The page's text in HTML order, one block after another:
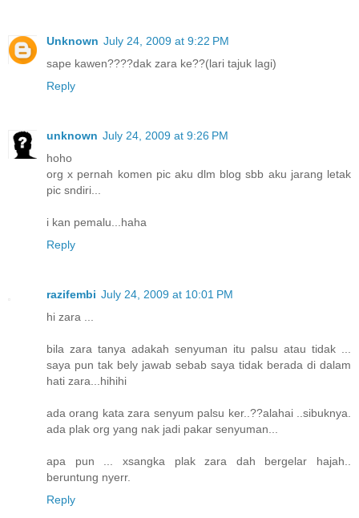
Unknown July 24, 2009 at 9:22 PM
sape kawen????dak zara ke??(lari tajuk lagi)
Reply
unknown July 24, 2009 at 9:26 PM
hoho
org x pernah komen pic aku dlm blog sbb aku jarang letak
pic sndiri...
i kan pemalu...haha
Reply
razifembi July 24, 2009 at 10:01 PM
hi zara ...
bila zara tanya adakah senyuman itu palsu atau tidak ...
saya pun tak bely jawab sebab saya tidak berada di dalam
hati zara...hihihi
ada orang kata zara senyum palsu ker..??alahai ..sibuknya.
ada plak org yang nak jadi pakar senyuman...
apa pun ... xsangka plak zara dah bergelar hajah..
beruntung nyerr.
Reply